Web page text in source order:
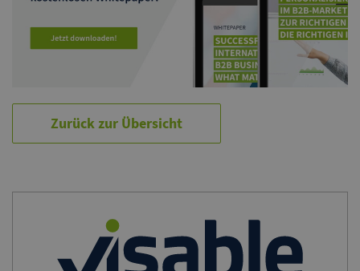
Zurück zur Übersicht